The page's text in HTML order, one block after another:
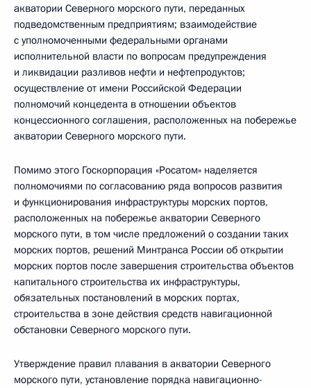
акватории Северного морского пути, переданных
подведомственным предприятиям; взаимодействие
с уполномоченными федеральными органами
исполнительной власти по вопросам предупреждения
и ликвидации разливов нефти и нефтепродуктов;
осуществление от имени Российской Федерации
полномочий концедента в отношении объектов
концессионного соглашения, расположенных на побережье
акватории Северного морского пути.
Помимо этого Госкорпорация «Росатом» наделяется
полномочиями по согласованию ряда вопросов развития
и функционирования инфраструктуры морских портов,
расположенных на побережье акватории Северного
морского пути, в том числе предложений о создании таких
морских портов, решений Минтранса России об открытии
морских портов после завершения строительства объектов
капитального строительства их инфраструктуры,
обязательных постановлений в морских портах,
строительства в зоне действия средств навигационной
обстановки Северного морского пути.
Утверждение правил плавания в акватории Северного
морского пути, установление порядка навигационно-